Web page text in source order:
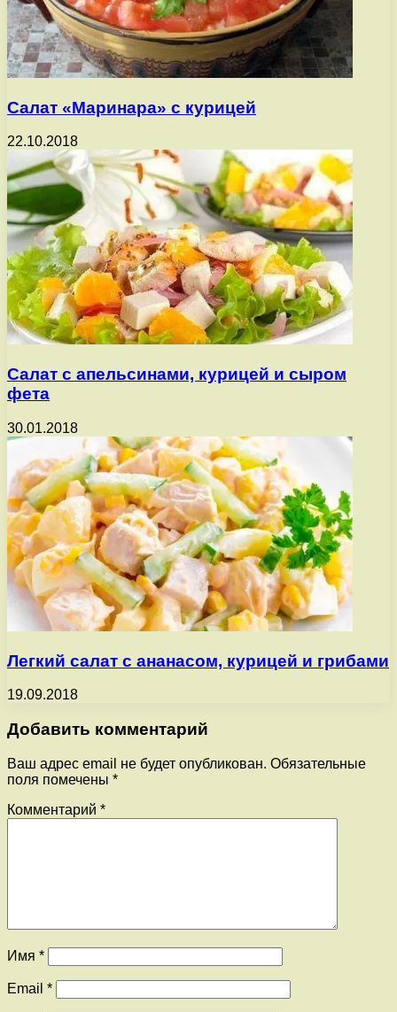
Салат «Маринара» с курицей
22.10.2018
Салат с апельсинами, курицей и сыром
фета
30.01.2018
Легкий салат с ананасом, курицей и грибами
19.09.2018
Добавить комментарий
Ваш адрес email не будет опубликован. Обязательные
поля помечены *
Комментарий *
Имя *
Email *